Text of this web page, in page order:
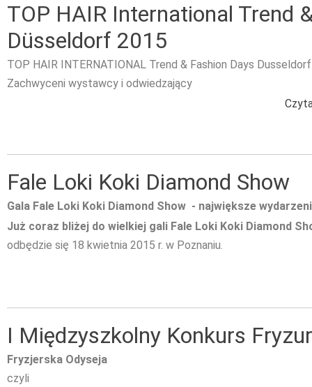
TOP HAIR International Trend
Düsseldorf 2015
TOP HAIR INTERNATIONAL Trend & Fashion Days Dusseldorf
Zachwyceni wystawcy i odwiedzający
Fale Loki Koki Diamond Show
Gala Fale Loki Koki Diamond Show - największe
Już coraz bliżej do wielkiej gali Fale Loki Koki Diamond
odbędzie się 18 kwietnia 2015 r. w Poznaniu.
I Międzyszkolny Konkurs
Fryzjerska Odyseja
czyli